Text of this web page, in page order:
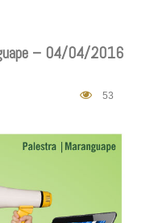
– 04/04/2016
53